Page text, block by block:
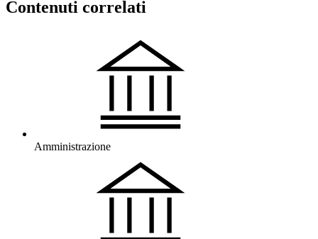
Contenuti correlati
Amministrazione